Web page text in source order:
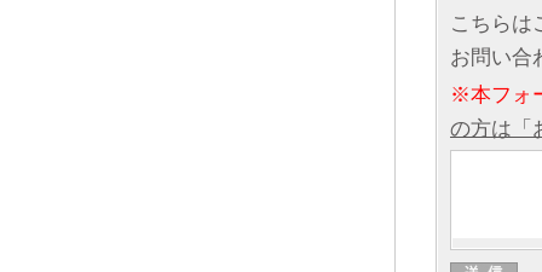
こちらは
お問い合
※本フォ
の方は「